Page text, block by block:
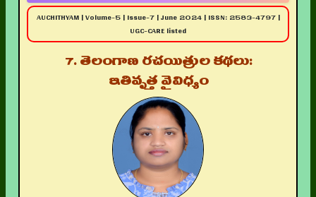
AUCHITHYAM | Volume-5 | Issue-7 | June 2024 | ISSN: 2583-4797 |
UGC-CARE listed
7. తెలంగాణ రచయిత్రుల కథలు:
ఇతివృత్త వైవిధ్యం